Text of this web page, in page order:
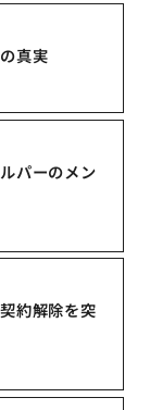
真実
パーのメン
約解除を突